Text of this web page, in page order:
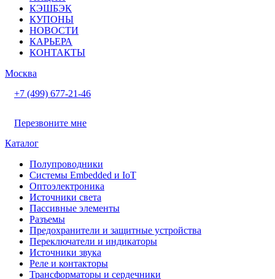
КЭШБЭК
КУПОНЫ
НОВОСТИ
КАРЬЕРА
КОНТАКТЫ
Москва
+7 (499) 677-21-46
Перезвоните мне
Каталог
Полупроводники
Системы Embedded и IoT
Oптоэлектроника
Источники света
Пассивные элементы
Разъeмы
Предохранители и защитные устройства
Переключатели и индикаторы
Источники звука
Реле и контакторы
Трансформаторы и сердечники